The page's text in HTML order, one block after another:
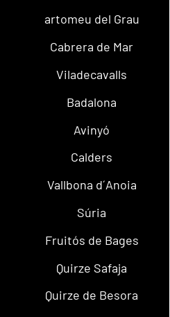
artomeu del Grau
Cabrera de Mar
Viladecavalls
Badalona
Avinyó
Calders
Vallbona d´Anoia
Súria
Fruitós de Bages
Quirze Safaja
Quirze de Besora